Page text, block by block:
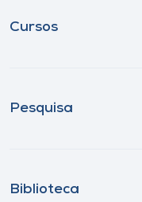
Cursos
Pesquisa
Biblioteca